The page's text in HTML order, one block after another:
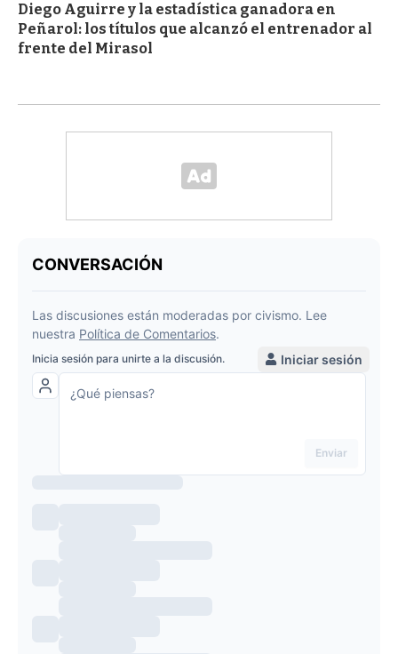
Diego Aguirre y la estadística ganadora en
Peñarol: los títulos que alcanzó el entrenador al
frente del Mirasol